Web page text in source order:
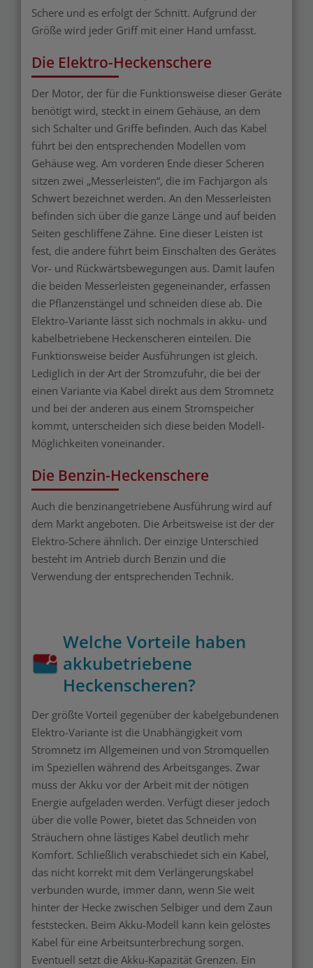
Schere und es erfolgt der Schnitt. Aufgrund der
Größe wird jeder Griff mit einer Hand umfasst.
Die Elektro-Heckenschere
Der Motor, der für die Funktionsweise dieser Geräte
benötigt wird, steckt in einem Gehäuse, an dem
sich Schalter und Griffe befinden. Auch das Kabel
führt bei den entsprechenden Modellen vom
Gehäuse weg. Am vorderen Ende dieser Scheren
sitzen zwei „Messerleisten“, die im Fachjargon als
Schwert bezeichnet werden. An den Messerleisten
befinden sich über die ganze Länge und auf beiden
Seiten geschliffene Zähne. Eine dieser Leisten ist
fest, die andere führt beim Einschalten des Gerätes
Vor- und Rückwärtsbewegungen aus. Damit laufen
die beiden Messerleisten gegeneinander, erfassen
die Pflanzenstängel und schneiden diese ab. Die
Elektro-Variante lässt sich nochmals in akku- und
kabelbetriebene Heckenscheren einteilen. Die
Funktionsweise beider Ausführungen ist gleich.
Lediglich in der Art der Stromzufuhr, die bei der
einen Variante via Kabel direkt aus dem Stromnetz
und bei der anderen aus einem Stromspeicher
kommt, unterscheiden sich diese beiden Modell-
Möglichkeiten voneinander.
Die Benzin-Heckenschere
Auch die benzinangetriebene Ausführung wird auf
dem Markt angeboten. Die Arbeitsweise ist der der
Elektro-Schere ähnlich. Der einzige Unterschied
besteht im Antrieb durch Benzin und die
Verwendung der entsprechenden Technik.
Welche Vorteile haben
akkubetriebene
Heckenscheren?
Der größte Vorteil gegenüber der kabelgebundenen
Elektro-Variante ist die Unabhängigkeit vom
Stromnetz im Allgemeinen und von Stromquellen
im Speziellen während des Arbeitsganges. Zwar
muss der Akku vor der Arbeit mit der nötigen
Energie aufgeladen werden. Verfügt dieser jedoch
über die volle Power, bietet das Schneiden von
Sträuchern ohne lästiges Kabel deutlich mehr
Komfort. Schließlich verabschiedet sich ein Kabel,
das nicht korrekt mit dem Verlängerungskabel
verbunden wurde, immer dann, wenn Sie weit
hinter der Hecke zwischen Selbiger und dem Zaun
feststecken. Beim Akku-Modell kann kein gelöstes
Kabel für eine Arbeitsunterbrechung sorgen.
Eventuell setzt die Akku-Kapazität Grenzen. Ein